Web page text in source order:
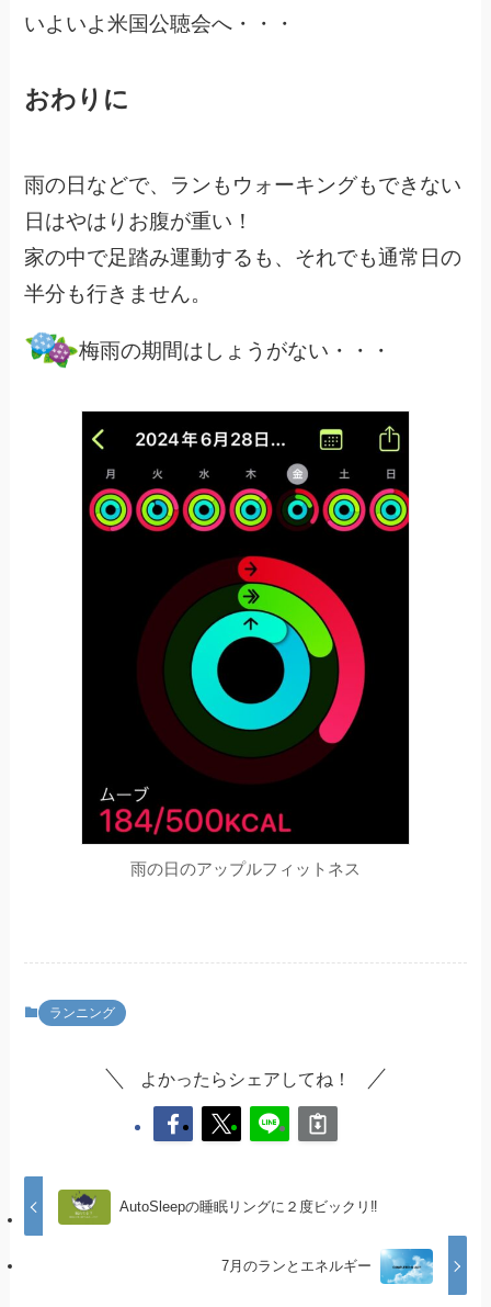
いよいよ米国公聴会へ・・・
おわりに
雨の日などで、ランもウォーキングもできない
日はやはりお腹が重い！
家の中で足踏み運動するも、それでも通常日の
半分も行きません。
梅雨の期間はしょうがない・・・
雨の日のアップルフィットネス
ランニング
よかったらシェアしてね！
AutoSleepの睡眠リングに２度ビックリ‼️
7月のランとエネルギー